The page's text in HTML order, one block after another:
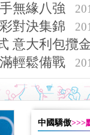
無緣八強
對決集錦
意大利包攬
輕鬆備戰
中國驕傲>>>